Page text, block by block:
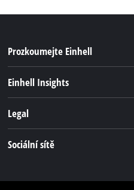
Prozkoumejte Einhell
Systém akumulátorů
Einhell Insights
Legal
Sociální sítě